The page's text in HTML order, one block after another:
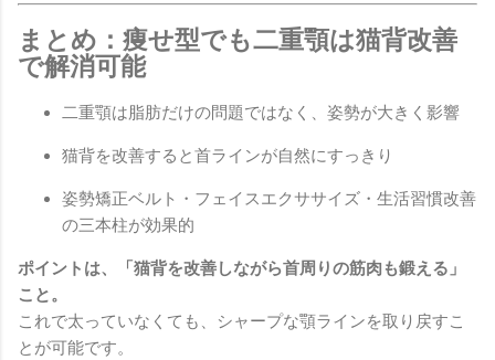
まとめ：痩せ型でも二重顎は猫背改善
で解消可能
二重顎は脂肪だけの問題ではなく、姿勢が大きく影響
猫背を改善すると首ラインが自然にすっきり
姿勢矯正ベルト・フェイスエクササイズ・生活習慣改善
の三本柱が効果的
ポイントは、「猫背を改善しながら首周りの筋肉も鍛える」
こと。
これで太っていなくても、シャープな顎ラインを取り戻すこ
とが可能です。